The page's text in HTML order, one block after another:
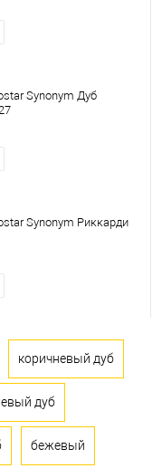
Synonym Дуб
Synonym Риккарди
коричневый дуб
дуб
бежевый